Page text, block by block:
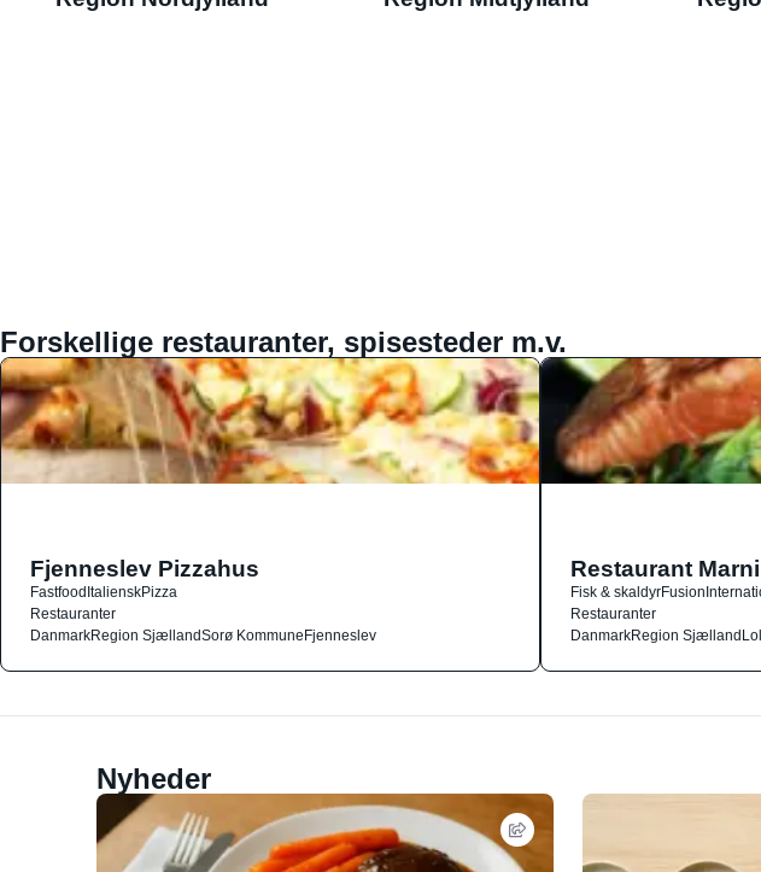
Forskellige restauranter, spisesteder m.v.
Fjenneslev Pizzahus
FastfoodItalienskPizza
Restauranter
DanmarkRegion SjællandSorø KommuneFjenneslev
Restaurant
Fisk & skaldyrFusion
Restauranter
DanmarkRegion Sjælland
Nyheder